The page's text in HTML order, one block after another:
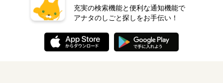
充実の検索機能と便利な通知機能で
アナタのしごと探しをお手伝い！